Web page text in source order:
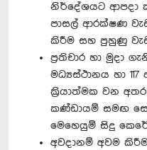
නිර්දේශයට
පාසල් ආරක්ෂණ
කිරීම සහ පුහුණු
ප්‍රතිචාර හා මුදා
මධ්‍යස්ථානය හා
ක්‍රියාත්මක වන
කණ්ඩායම් සමඟ
මෙහෙයුම් සිදු
අවදානම් අවම